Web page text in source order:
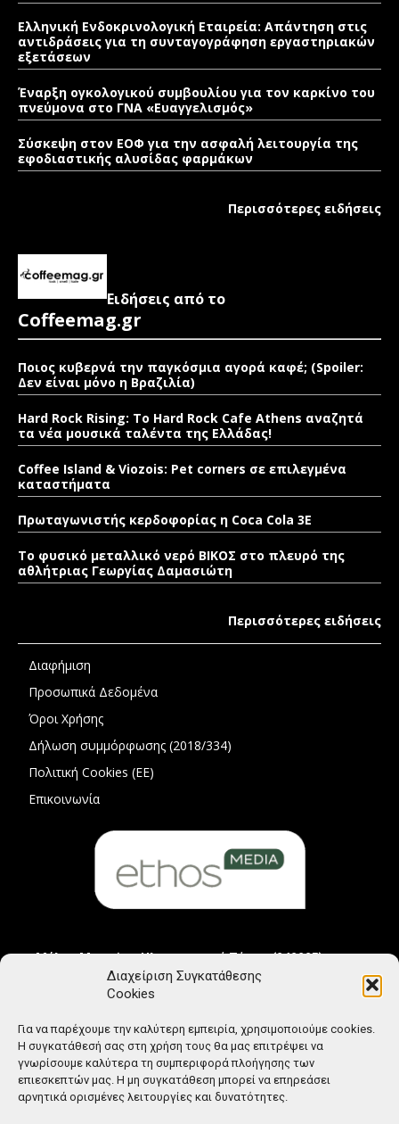
Διαχείριση Συγκατάθεσης
Cookies
Για να παρέχουμε την καλύτερη εμπειρία, χρησιμοποιούμε cookies.
Η συγκατάθεσή σας στη χρήση τους θα μας επιτρέψει να
γνωρίσουμε καλύτερα τη συμπεριφορά πλοήγησης των
επιεσκεπτών μας. Η μη συγκατάθεση μπορεί να επηρεάσει
αρνητικά ορισμένες λειτουργίες και δυνατότητες.
Ελληνική Ενδοκρινολογική Εταιρεία: Απάντηση στις
αντιδράσεις για τη συνταγογράφηση εργαστηριακών
εξετάσεων
Έναρξη ογκολογικού συμβουλίου για τον καρκίνο του
πνεύμονα στο ΓΝΑ «Ευαγγελισμός»
Σύσκεψη στον ΕΟΦ για την ασφαλή λειτουργία της
εφοδιαστικής αλυσίδας φαρμάκων
Περισσότερες ειδήσεις
Ειδήσεις από το
Coffeemag.gr
Ποιος κυβερνά την παγκόσμια αγορά καφέ; (Spoiler:
Δεν είναι μόνο η Βραζιλία)
Hard Rock Rising: Το Hard Rock Cafe Athens αναζητά
τα νέα μουσικά ταλέντα της Ελλάδας!
Coffee Island & Viozois: Pet corners σε επιλεγμένα
καταστήματα
Πρωταγωνιστής κερδοφορίας η Coca Cola 3E
Το φυσικό μεταλλικό νερό ΒΙΚΟΣ στο πλευρό της
αθλήτριας Γεωργίας Δαμασιώτη
Περισσότερες ειδήσεις
Διαφήμιση
Προσωπικά Δεδομένα
Όροι Χρήσης
Δήλωση συμμόρφωσης (2018/334)
Πολιτική Cookies (ΕΕ)
Επικοινωνία
Μέλος Μητρώου Ηλεκτρονικού Τύπου (242225)